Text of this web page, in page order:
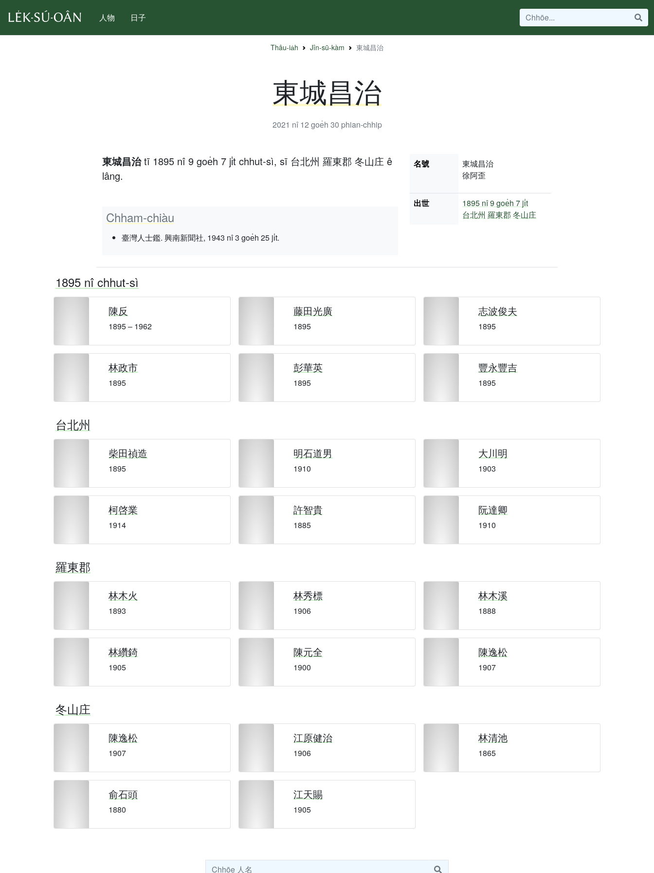
人物 日子
Thâu-ia̍h Jîn-sū-kàm 東城昌治
東城昌治
2021 nî 12 goe̍h 30 phian-chhip
東城昌治tī 1895 nî 9 goe̍h 7 ji̍t chhut-sì, sī 台北州 羅東郡 冬山庄 ê
lâng.
Chham-chiàu
臺灣人士鑑. 興南新聞社, 1943 nî 3 goe̍h 25 ji̍t.
名號
東城昌治
徐阿歪
出世 1895 nî9 goe̍h 7 ji̍t
台北州 羅東郡 冬山庄
1895 nî chhut-sì
陳反
1895 – 1962
藤田光廣
1895
志波俊夫
1895
林政市
1895
彭華英
1895
豐永豐吉
1895
台北州
柴田禎造
1895
明石道男
1910
大川明
1903
柯啓業
1914
許智貴
1885
阮達卿
1910
羅東郡
林木火
1893
林秀標
1906
林木溪
1888
林纘錡
1905
陳元全
1900
陳逸松
1907
冬山庄
陳逸松
1907
江原健治
1906
林清池
1865
俞石頭
1880
江天賜
1905